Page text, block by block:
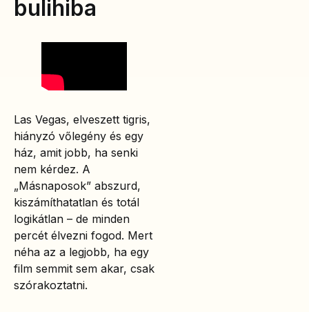
bulihiba
Las Vegas, elveszett tigris,
hiányzó vőlegény és egy
ház, amit jobb, ha senki
nem kérdez. A
„Másnaposok” abszurd,
kiszámíthatatlan és totál
logikátlan – de minden
percét élvezni fogod. Mert
néha az a legjobb, ha egy
film semmit sem akar, csak
szórakoztatni.